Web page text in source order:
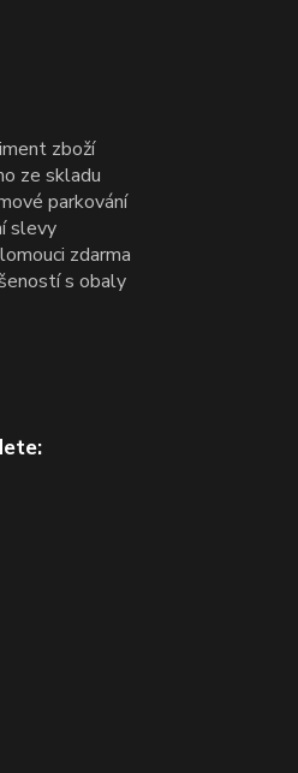
zboží
ze skladu
parkování
slevy
zdarma
s obaly